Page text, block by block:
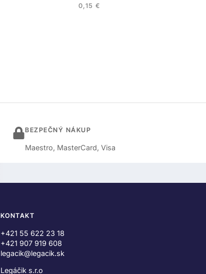
0,15€
BEZPEČNÝ NÁKUP
Maestro, MasterCard, Visa
KONTAKT
+421 55 622 23 18
+421 907 919 608
legacik@legacik.sk
Legáčik s.r.o